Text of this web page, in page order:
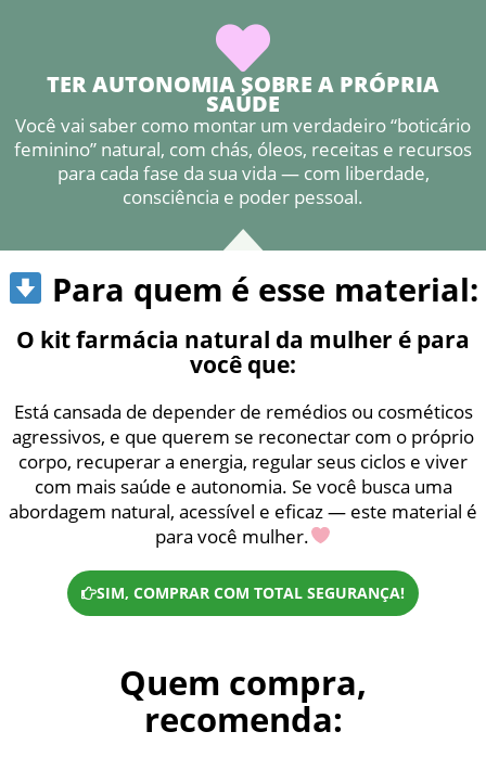
TER AUTONOMIA SOBRE A PRÓPRIA
SAÚDE
Você vai saber como montar um verdadeiro “boticário
feminino” natural, com chás, óleos, receitas e recursos
para cada fase da sua vida — com liberdade,
consciência e poder pessoal.
Para quem é esse material:
O kit farmácia natural da mulher é para
você que:
Está cansada de depender de remédios ou cosméticos
agressivos, e que querem se reconectar com o próprio
corpo, recuperar a energia, regular seus ciclos e viver
com mais saúde e autonomia. Se você busca uma
abordagem natural, acessível e eficaz — este material é
para você mulher.
SIM, COMPRAR COM TOTAL SEGURANÇA!
Quem compra,
recomenda: